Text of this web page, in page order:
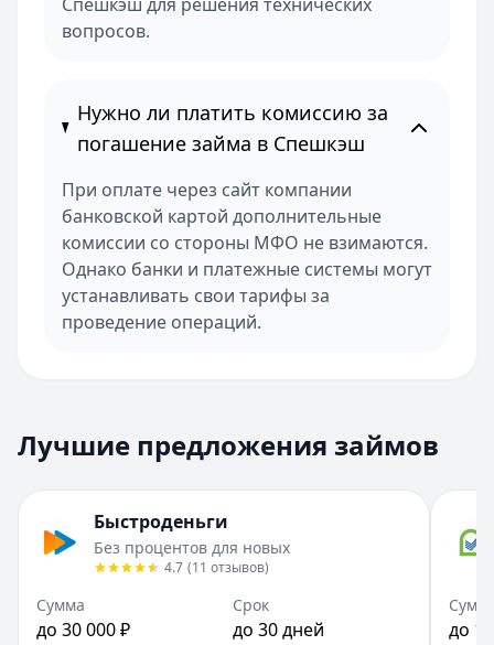
вопросов.
Нужно ли платить комиссию за
погашение займа в Спешкэш
При оплате через сайт компании
банковской картой дополнительные
комиссии со стороны МФО не взимаются.
Однако банки и платежные системы могут
устанавливать свои тарифы за
проведение операций.
Лучшие предложения займов
Быстроденьги
Без процентов для новых
4.7 (11 отзывов)
Сумма
до 30 000 ₽
Срок
до 30 дней до